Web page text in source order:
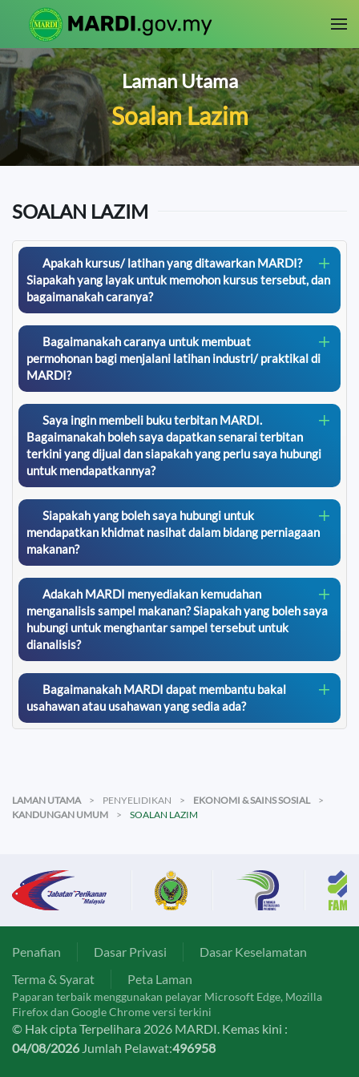
Skip to main content
Laman Utama
Soalan Lazim
SOALAN LAZIM
Apakah kursus/ latihan yang ditawarkan MARDI?
Siapakah yang layak untuk memohon kursus tersebut, dan
bagaimanakah caranya?
Bagaimanakah caranya untuk membuat
permohonan bagi menjalani latihan industri/ praktikal di
MARDI?
Saya ingin membeli buku terbitan MARDI.
Bagaimanakah boleh saya dapatkan senarai terbitan
terkini yang dijual dan siapakah yang perlu saya hubungi
untuk mendapatkannya?
Siapakah yang boleh saya hubungi untuk
mendapatkan khidmat nasihat dalam bidang perniagaan
makanan?
Adakah MARDI menyediakan kemudahan
menganalisis sampel makanan? Siapakah yang boleh saya
hubungi untuk menghantar sampel tersebut untuk
dianalisis?
Bagaimanakah MARDI dapat membantu bakal
usahawan atau usahawan yang sedia ada?
LAMAN UTAMA PENYELIDIKAN
EKONOMI & SAINS SOSIAL
KANDUNGAN UMUM
SOALAN LAZIM
Penafian Dasar Privasi
Dasar Keselamatan
Terma & Syarat
Peta Laman
Paparan terbaik menggunakan pelayar Microsoft Edge, Mozilla
Firefox dan Google Chrome versi terkini
© Hak cipta Terpelihara 2026 MARDI. Kemas kini :
04/08/2026Jumlah Pelawat:496958